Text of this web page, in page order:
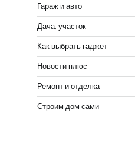
Гараж и авто
Дача, участок
Как выбрать гаджет
Новости плюс
Ремонт и отделка
Строим дом сами